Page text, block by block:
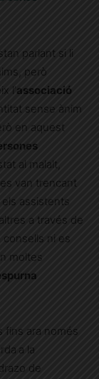
parlant si li
però
l’associació
sense ànim
en aquest
al malalt,
van trencant
assistents
a través de
consells ni es
moltes
fins ara només
a la
de